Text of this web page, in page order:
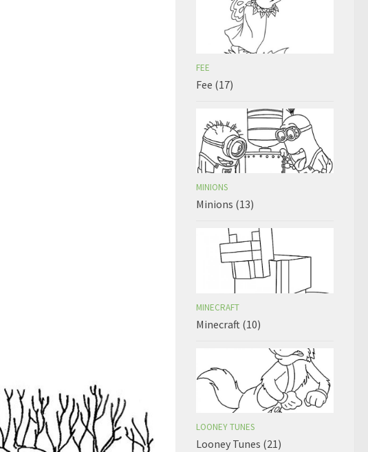
FEE
Fee (17)
MINIONS
Minions (13)
MINECRAFT
Minecraft (10)
LOONEY TUNES
Looney Tunes (21)